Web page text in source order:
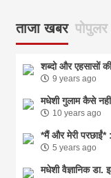
ताजा खबर पोपुलर
शब्दो और एहसासों
9 years ago
मधेशी गुलाम कैसे
10 years ago
*मैं और मेरी परछाईं*
5 years ago
मधेशी वैज्ञानिक डा.